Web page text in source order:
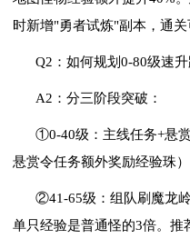
时新增"勇者试炼"副本，通
Q2：如何规划0-80级速升
A2：分三阶段突破：
①0-40级：主线任务+悬
悬赏令任务额外奖励经验珠
②41-65级：组队刷魔龙
单只经验是普通怪的3倍。推